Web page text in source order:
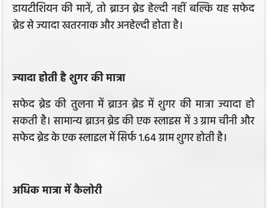
डायटीशियन की मानें, तो ब्राउन ब्रेड हेल्दी नहीं बल्कि यह सफेद
ब्रेड से ज्यादा खतरनाक और अनहेल्दी होता है।
ज्यादा होती है शुगर की मात्रा
सफेद ब्रेड की तुलना में ब्राउन ब्रेड में शुगर की मात्रा ज्यादा हो
सकती है। सामान्य ब्राउन ब्रेड की एक स्लाइस में 3 ग्राम चीनी और
सफेद ब्रेड के एक स्लाइल में सिर्फ 1.64 ग्राम शुगर होती है।
अधिक मात्रा में कैलोरी